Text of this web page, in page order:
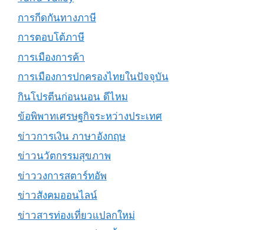
การกีดกันทางภาษี
การตอบโต้ภาษี
การเมืองการค้า
การเมืองการปกครองไทยในปัจจุบัน
กินโปรตีนก่อนนอน ดีไหม
ข้อพิพาทเศรษฐกิจระหว่างประเทศ
ข่าวการเงิน ภาษาอังกฤษ
ข่าวนวัตกรรมสุขภาพ
ข่าววงการสตาร์ทอัพ
ข่าวสังคมออนไลน์
ข่าวสารท่องเที่ยวแปลกใหม่